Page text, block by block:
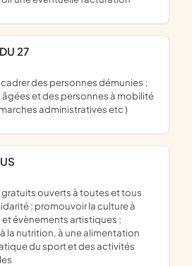
27
et des personnes à mobilité
administratives etc )
; promouvoir la culture à
évènements artistiques ;
la nutrition, à une alimentation
du sport et des activités